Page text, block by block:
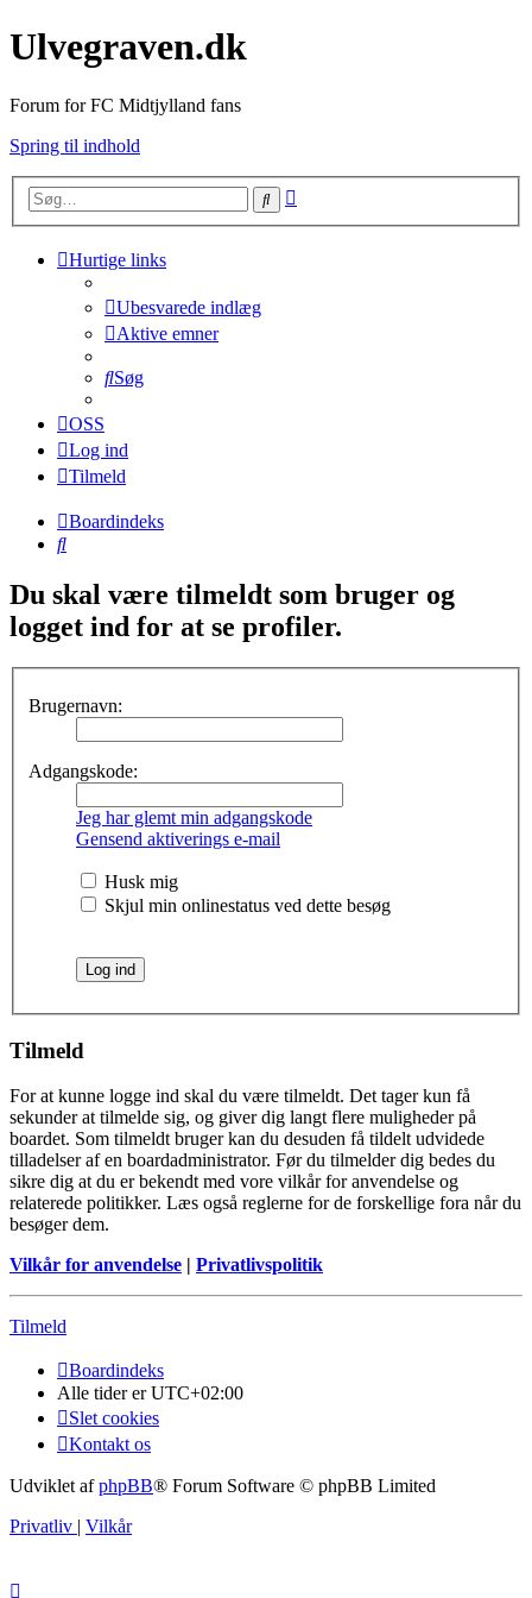
Ulvegraven.dk
Forum for FC Midtjylland fans
Spring til indhold
Søg
Hurtige links
Ubesvarede indlæg
Aktive emner
Søg
OSS
Log ind
Tilmeld
Boardindeks
Søg
Du skal være tilmeldt som bruger og
logget ind for at se profiler.
Brugernavn:
Adgangskode:
Jeg har glemt min adgangskode
Gensend aktiverings e-mail
Husk mig
Skjul min onlinestatus ved dette besøg
Tilmeld
For at kunne logge ind skal du være tilmeldt. Det tager kun få
sekunder at tilmelde sig, og giver dig langt flere muligheder på
boardet. Som tilmeldt bruger kan du desuden få tildelt udvidede
tilladelser af en boardadministrator. Før du tilmelder dig bedes du
sikre dig at du er bekendt med vore vilkår for anvendelse og
relaterede politikker. Læs også reglerne for de forskellige fora når du
besøger dem.
Vilkår for anvendelse | Privatlivspolitik
Tilmeld
Boardindeks
Alle tider erUTC+02:00
Slet cookies
Kontakt os
Udviklet afphpBB® Forum Software © phpBB Limited
Privatliv | Vilkår